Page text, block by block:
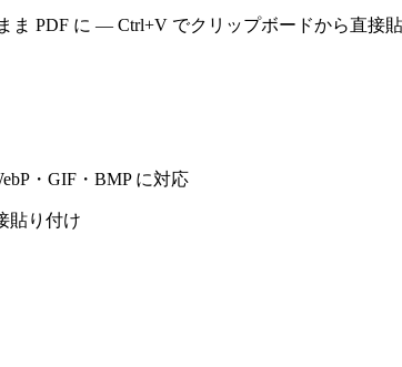
ま PDF に — Ctrl+V でクリップボードから直
・GIF・BMP に対応
貼り付け